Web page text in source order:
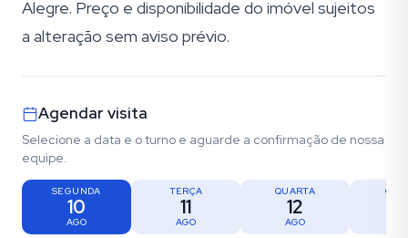
Alegre. Preço e disponibilidade do imóvel sujeitos
a alteração sem aviso prévio.
Agendar visita
Selecione a data e o turno e aguarde a confirmação de nossa
equipe.
SEGUNDA
10
AGO
TERÇA
11
AGO
QUARTA
12
AGO